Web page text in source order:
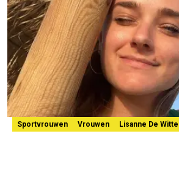
Sportvrouwen Vrouwen Lisanne De Witte